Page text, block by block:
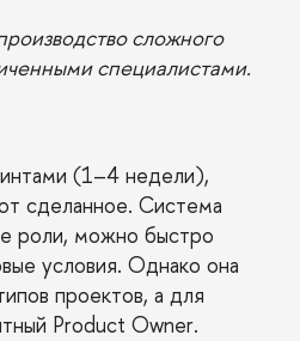
сложного
специалистами.
(1–4 недели),
сделанное. Система
роли, можно быстро
условия. Однако она
проектов, а для
Product Owner.